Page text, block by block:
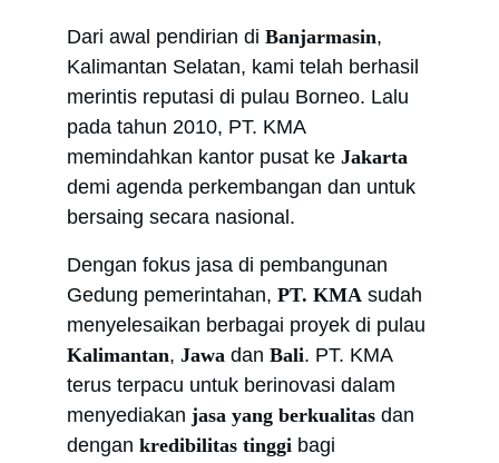
Dari awal pendirian di Banjarmasin,
Kalimantan Selatan, kami telah berhasil
merintis reputasi di pulau Borneo. Lalu
pada tahun 2010, PT. KMA
memindahkan kantor pusat ke Jakarta
demi agenda perkembangan dan untuk
bersaing secara nasional.
Dengan fokus jasa di pembangunan
Gedung pemerintahan, PT. KMA sudah
menyelesaikan berbagai proyek di pulau
Kalimantan, Jawa dan Bali. PT. KMA
terus terpacu untuk berinovasi dalam
menyediakan jasa yang berkualitas dan
dengan kredibilitas tinggi bagi